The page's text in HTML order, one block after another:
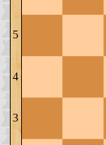
5
4
3